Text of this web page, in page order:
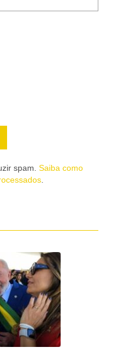
spam. Saiba como